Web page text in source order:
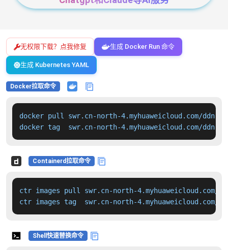
无权限下载？点我修复 生成 Docker Run 命令
生成 Kubernetes YAML
Docker拉取命令
docker pull swr.cn-north-4.myhuaweicloud.com/
docker tag  swr.cn-north-4.myhuaweicloud.com/
Containerd拉取命令
ctr images pull swr.cn-north-4.myhuaweicloud.com/
ctr images tag  swr.cn-north-
Shell快速替换命令